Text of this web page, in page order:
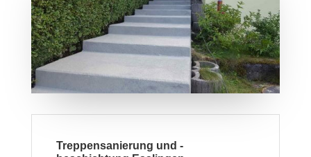
Treppensanierung und -